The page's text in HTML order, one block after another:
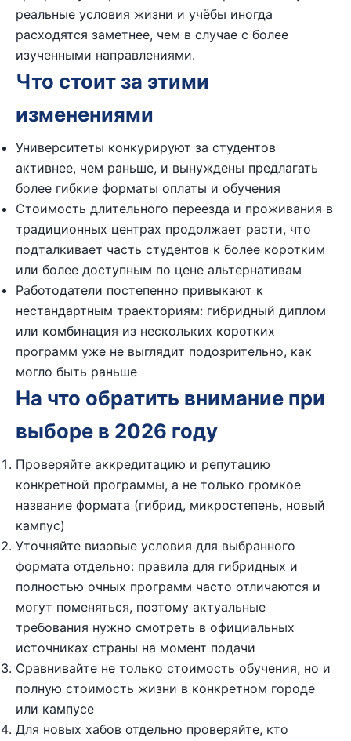
реальные условия жизни и учёбы иногда
расходятся заметнее, чем в случае с более
изученными направлениями.
Что стоит за этими
изменениями
Университеты конкурируют за студентов
активнее, чем раньше, и вынуждены предлагать
более гибкие форматы оплаты и обучения
Стоимость длительного переезда и проживания в
традиционных центрах продолжает расти, что
подталкивает часть студентов к более коротким
или более доступным по цене альтернативам
Работодатели постепенно привыкают к
нестандартным траекториям: гибридный диплом
или комбинация из нескольких коротких
программ уже не выглядит подозрительно, как
могло быть раньше
На что обратить внимание при
выборе в 2026 году
Проверяйте аккредитацию и репутацию
конкретной программы, а не только громкое
название формата (гибрид, микростепень, новый
кампус)
Уточняйте визовые условия для выбранного
формата отдельно: правила для гибридных и
полностью очных программ часто отличаются и
могут поменяться, поэтому актуальные
требования нужно смотреть в официальных
источниках страны на момент подачи
Сравнивайте не только стоимость обучения, но и
полную стоимость жизни в конкретном городе
или кампусе
Для новых хабов отдельно проверяйте, кто